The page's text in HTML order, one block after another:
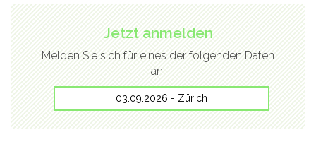
Jetzt anmelden
Melden Sie sich für eines der folgenden Daten
an:
03.09.2026 - Zürich